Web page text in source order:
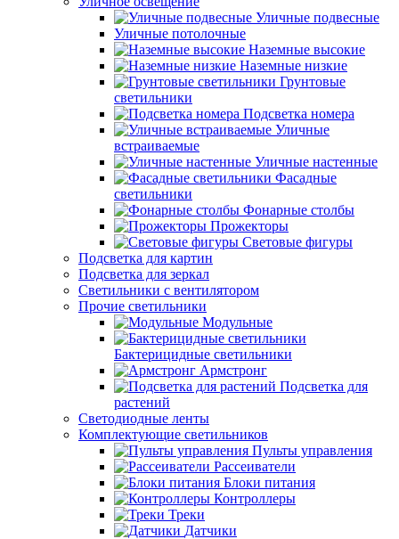
Уличные подвесные
Уличные потолочные
Наземные высокие
Наземные низкие
Грунтовые
светильники
Подсветка номера
Уличные
встраиваемые
Уличные настенные
Фасадные
светильники
Фонарные столбы
Прожекторы
Световые фигуры
Подсветка для картин
Подсветка для зеркал
Светильники с вентилятором
Прочие светильники
Модульные
Бактерицидные светильники
Армстронг
Подсветка для
растений
Светодиодные ленты
Комплектующие светильников
Пульты управления
Рассеиватели
Блоки питания
Контроллеры
Треки
Датчики